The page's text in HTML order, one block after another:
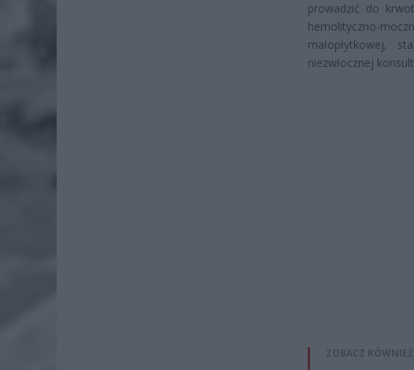
prowadzić do
hemolityczno-
małopłytkowej,
niezwłocznej
ZOBACZ RÓWNIEŻ: